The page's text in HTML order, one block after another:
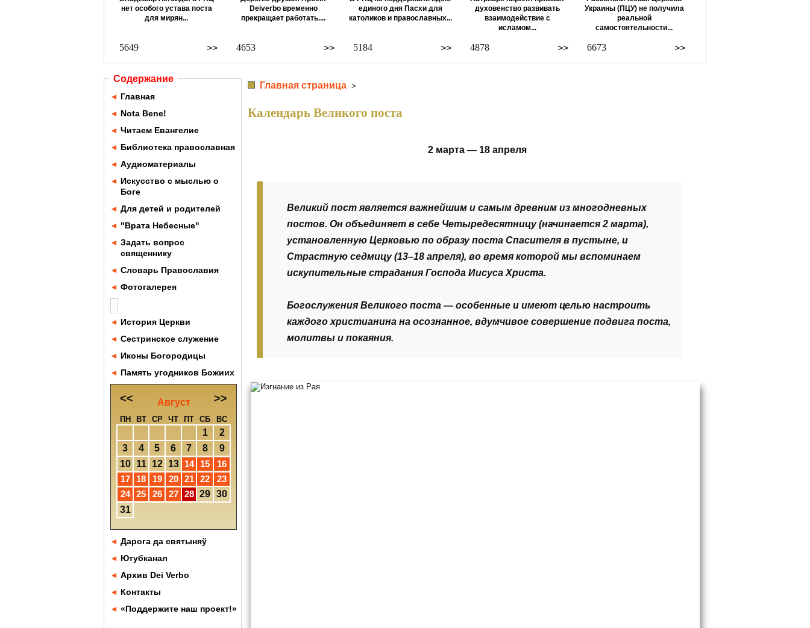
нет особого устава поста
для мирян...
>>
5649
Deiverbo временно
прекращает работать....
>>
4653
единого дня Пасхи для
католиков и православных...
>>
5184
духовенство развивать
взаимодействие с
исламом...
>>
4878
Украины (ПЦУ) не получила
реальной
самостоятельности...
>>
6673
Содержание
◄ Главная
◄ Nota Bene!
◄ Читаем Евангелие
◄ Библиотека православная
◄ Аудиоматериалы
◄ Искусство с мыслью о
Боге
◄ Для детей и родителей
◄ "Врата Небесные"
◄ Задать вопрос
священнику
◄ Словарь Православия
◄ Фотогалерея
◄ История Церкви
◄ Сестринское служение
◄ Иконы Богородицы
◄ Память угодников Божиих
<< >>
Август
ПН ВТ СР ЧТ ПТ СБ ВС
1
2
3
4 5 6 7 8
9
10
11 12 13 14 15
16
17
18 19 20 21 22
23
24
25 26 27 28 29 30
31
◄ Дарога да святыняў
◄ Ютубканал
◄ Архив Dei Verbo
◄ Контакты
◄ «Поддержите наш проект!»
Главная страница >
Календарь Великого поста
2 марта — 18 апреля
Великий пост является важнейшим и самым древним из многодневных
постов. Он объединяет в себе Четыредесятницу (начинается 2 марта),
установленную Церковью по образу поста Спасителя в пустыне, и
Страстную седмицу (13–18 апреля), во время которой мы вспоминаем
искупительные страдания Господа Иисуса Христа.
Богослужения Великого поста — особенные и имеют целью настроить
каждого христианина на осознанное, вдумчивое совершение подвига поста,
молитвы и покаяния.